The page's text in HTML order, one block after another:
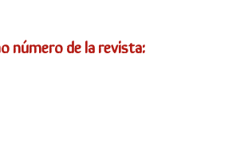
número de la revista: